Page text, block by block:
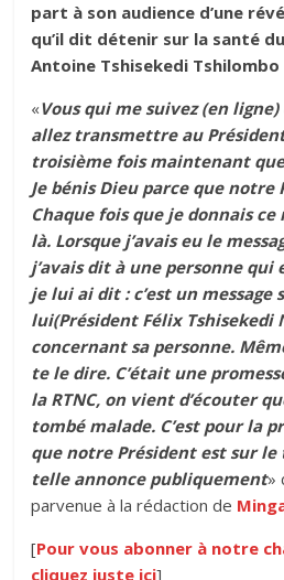
part à son audience d’une
qu’il dit détenir sur la santé
Antoine Tshisekedi Tshilombo
«Vous qui me suivez (en
allez transmettre au Président
troisième fois maintenant que
Je bénis Dieu parce que notre
Chaque fois que je donnais ce
là. Lorsque j’avais eu le
j’avais dit à une personne qui
je lui ai dit : c’est un message
lui(Président Félix Tshisekedi
concernant sa personne.
te le dire. C’était une
la RTNC, on vient d’écouter
tombé malade. C’est pour la
que notre Président est sur le
telle annonce publiquement»
parvenue à la rédaction de
[Pour vous abonner à notre
cliquez juste ici]